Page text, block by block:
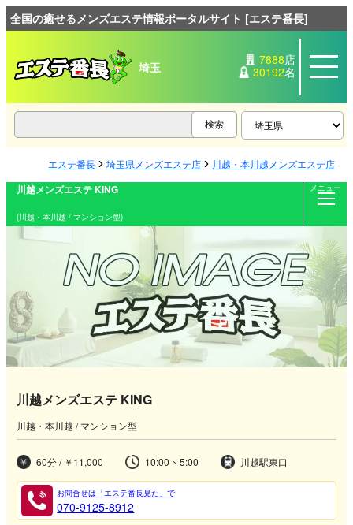
全国の癒せるメンズエステ情報ポータルサイト [エステ番長]
埼玉 7888店
30192名
エステ番長 埼玉県メンズエステ店 川越・本川越メンズエステ店
川越メンズエステ KING
(川越・本川越 / マンション型)
メニュー
川越メンズエステ KING
川越・本川越 / マンション型
60分 / ￥11,000 10:00 ~ 5:00 川越駅東口
お問合せは「エステ番長見た」で
070-9125-8912